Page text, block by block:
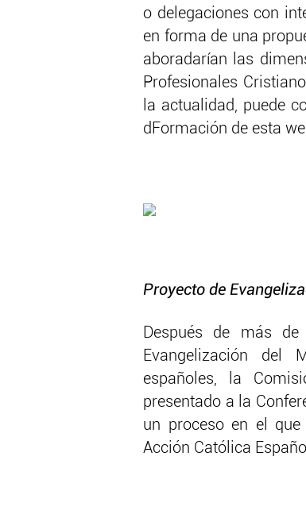
o delegaciones con
en forma de una
aboradarían las
Profesionales
la actualidad, puede
dFormación de esta
Proyecto de
Después de más
Evangelización del
españoles, la
presentado a la
un proceso en el
Acción Católica